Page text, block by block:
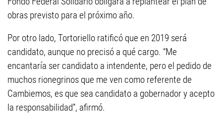
obras previsto para el próximo año.
Por otro lado, Tortoriello ratificó que en 2019 será
candidato, aunque no precisó a qué cargo. “Me
encantaría ser candidato a intendente, pero el pedido de
muchos rionegrinos que me ven como referente de
Cambiemos, es que sea candidato a gobernador y acepto
la responsabilidad”, afirmó.